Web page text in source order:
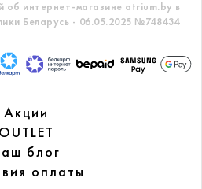
об интернет-магазине atrium.by в
Беларусь - 06.05.2025 №748434
Акции
OUTLET
блог
оплаты